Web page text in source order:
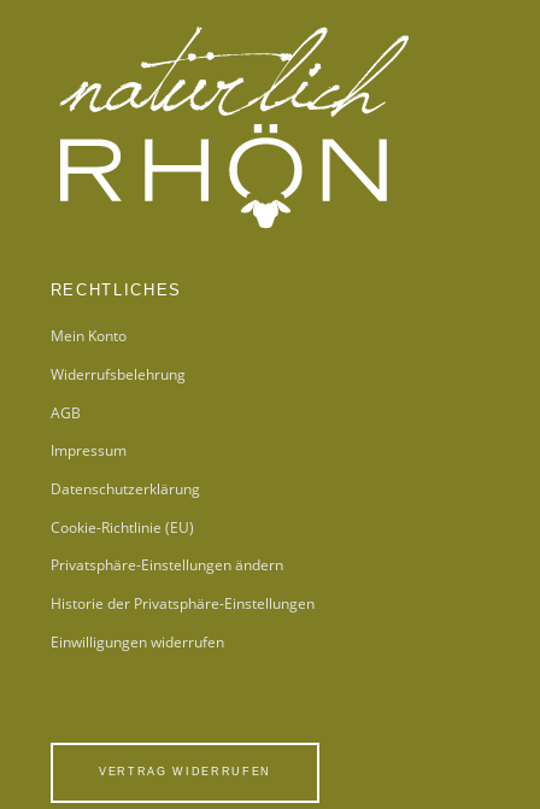
RECHTLICHES
Mein Konto
Widerrufsbelehrung
AGB
Impressum
Datenschutzerklärung
Cookie-Richtlinie (EU)
Privatsphäre-Einstellungen ändern
Historie der Privatsphäre-Einstellungen
Einwilligungen widerrufen
VERTRAG WIDERRUFEN